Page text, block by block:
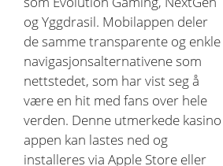
og Yggdrasil. Mobilappen deler
de samme transparente og enkle
navigasjonsalternativene som
nettstedet, som har vist seg å
være en hit med fans over hele
verden. Denne utmerkede kasino
appen kan lastes ned og
installeres via Apple Store eller